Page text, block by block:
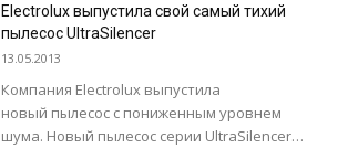
более высокую степень защиты, чем
смартфон Sony Xperia Z, выпущенный в
начале...
Electrolux выпустила свой самый тихий
пылесос UltraSilencer
13.05.2013
Компания Electrolux выпустила
новый пылесос с пониженным уровнем
шума. Новый пылесос серии UltraSilencer